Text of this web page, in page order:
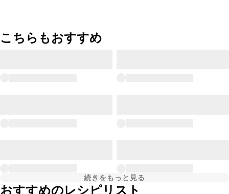
こちらもおすすめ
続きをもっと見る
おすすめのレシピリスト